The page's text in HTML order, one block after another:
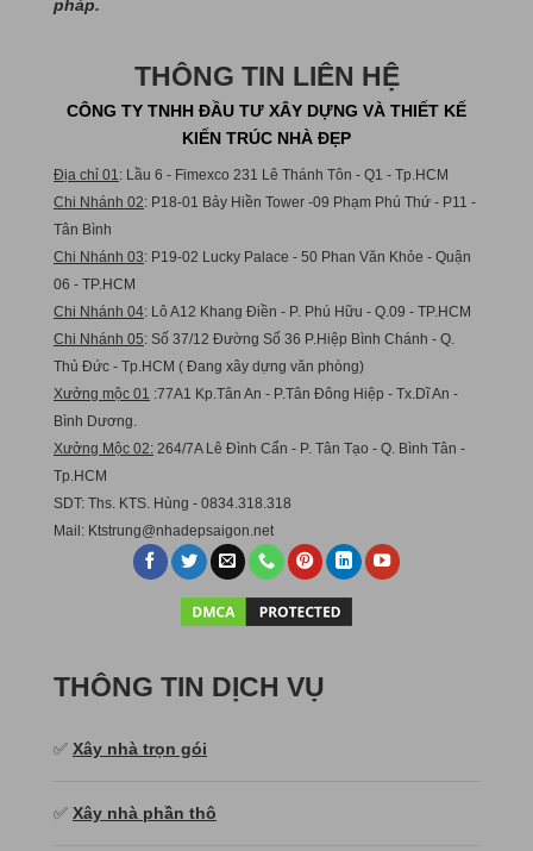
pháp.
THÔNG TIN LIÊN HỆ
CÔNG TY TNHH ĐẦU TƯ XÂY DỰNG VÀ THIẾT KẾ
KIẾN TRÚC NHÀ ĐẸP
Địa chỉ 01 : Lầu 6 - Fimexco 231 Lê Thánh Tôn - Q1 - Tp.HCM
Chi Nhánh 02: P18-01 Bảy Hiền Tower -09 Phạm Phú Thứ - P11 -
Tân Bình
Chi Nhánh 03: P19-02 Lucky Palace - 50 Phan Văn Khỏe - Quận
06 - TP.HCM
Chi Nhánh 04: Lô A12 Khang Điền - P. Phú Hữu - Q.09 - TP.HCM
Chi Nhánh 05: Số 37/12 Đường Số 36 P.Hiệp Bình Chánh - Q.
Thủ Đức - Tp.HCM ( Đang xây dựng văn phòng)
Xưởng mộc 01
:77A1 Kp.Tân An - P.Tân Đông Hiệp - Tx.Dĩ An -
Bình Dương.
Xưởng Mộc 02: 264/7A Lê Đình Cẩn - P. Tân Tạo - Q. Bình Tân -
Tp.HCM
SDT: Ths. KTS. Hùng - 0834.318.318
Mail: Ktstrung@nhadepsaigon.net
THÔNG TIN DỊCH VỤ
✅ Xây nhà trọn gói
✅ Xây nhà phần thô